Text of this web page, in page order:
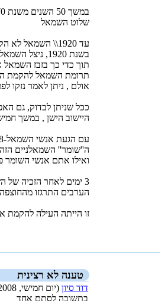
שלוט השמאל
עד 1920\\ השמאל לא הקים ולוא יישוב משמעותי אחד.
בשנת 1920, ניצל השמאל במיומנות פוליטית אדירה, שעת חולשה ביישוב, והשתלט על משאבי העם היהודי.
תוך כדי כך בזבז
תרומת השמאל להקמת
אולם , ניתן לאמר נזקו
ככל שניתן לבדוק, גם
היישוב הישן , במשך חמישים שנה, חי עם הערבים די
ה''שומר'' השמאלניים הזהרו! אני במשך 40 שנה אחרונות שומר, מימי לא הרגתי
ואילו אתם אנשי השומר
3 ימים לאחר הזכיה של השמאל בבחירות (3000 מצביעים מתוך יישוב של תשעים אלף ) ערכו מפלגות השמאל הפגנת אחד במאי ב... רח ירושליים ביפו.
הערבים התרגזו מהחוצפה, בה
זו הייתה העילה להקמת
טענה לא רצינית
דוד סיון (יום חמישי, 23/10/2008 שעה 10:22)
בתשובה לסתם אחד